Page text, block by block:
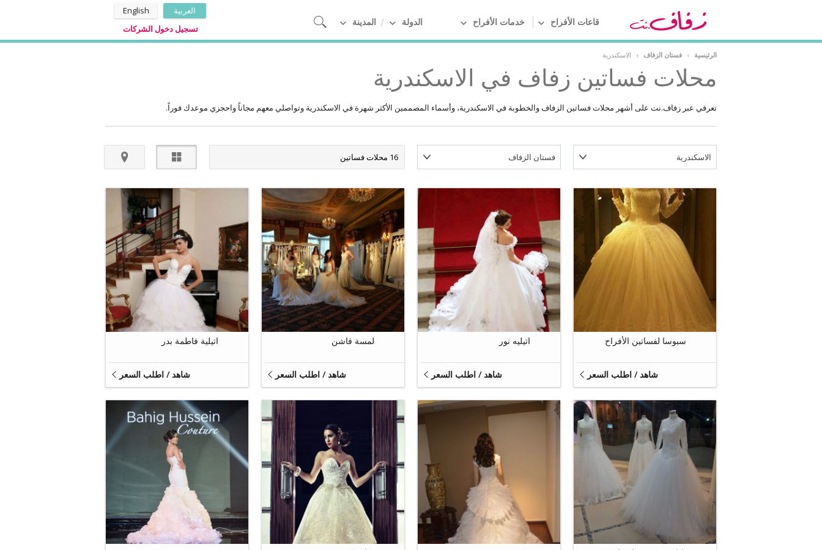
قاعات الأفراح خدمات الأفراح الدولة المدينة
العربية
English
تسجيل دخول الشركات
الرئيسية › فستان الزفاف › الاسكندرية
محلات فساتين زفاف في الاسكندرية
تعرفي عبر زفاف.نت على أشهر محلات فساتين الزفاف والخطوبة في الاسكندرية، وأسماء المصممين الأكثر شهرة في الاسكندرية وتواصلي معهم مجاناً واحجزي موعدك فوراً.
الاسكندرية فستان الزفاف 16 محلات فساتين
سبوسا لفساتين الأفراح
شاهد / اطلب السعر
اتيليه نور
شاهد / اطلب السعر
8
لمسة فاشن
شاهد / اطلب السعر
12
اتيلية فاطمة بدر
شاهد / اطلب السعر
9
9